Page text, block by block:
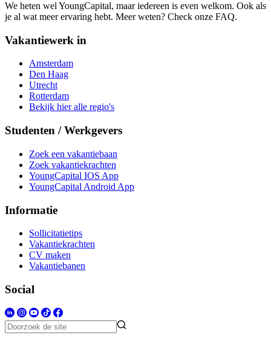
We heten wel YoungCapital, maar iedereen is even welkom. Ook als
je al wat meer ervaring hebt. Meer weten? Check onze FAQ.
Vakantiewerk in
Amsterdam
Den Haag
Utrecht
Rotterdam
Bekijk hier alle regio's
Studenten / Werkgevers
Zoek een vakantiebaan
Zoek vakantiekrachten
YoungCapital IOS App
YoungCapital Android App
Informatie
Sollicitatietips
Vakantiekrachten
CV maken
Vakantiebanen
Social